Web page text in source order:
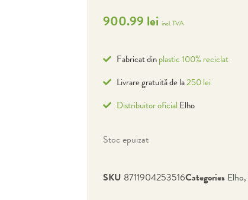
900.99 lei incl. TVA
Fabricat dinplastic 100% reciclat
Livrare gratuită de la250 lei
Distribuitor oficial Elho
Stoc epuizat
SKU 8711904253516Categories Elho,